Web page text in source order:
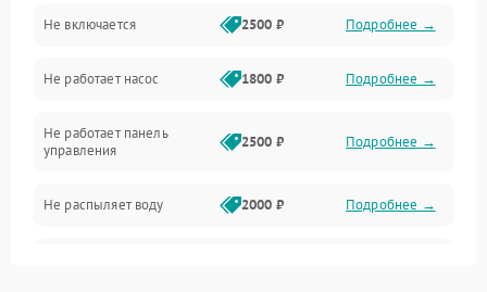
Нагрев
Вода
Гигиена
Программное обеспечение
Не включается 2500 ₽ Подробнее →
Не работает насос 1800 ₽ Подробнее →
Не работает панель
управления
2500 ₽ Подробнее →
Не распыляет воду 2000 ₽ Подробнее →